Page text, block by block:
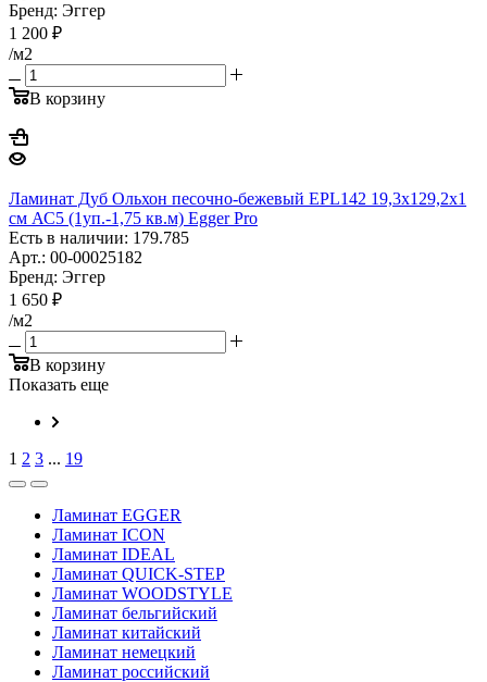
Бренд: Эггер
1 200 ₽
/м2
В корзину
Ламинат Дуб Ольхон песочно-бежевый EPL142 19,3х129,2х1
см АС5 (1уп.-1,75 кв.м) Egger Pro
Есть в наличии: 179.785
Арт.: 00-00025182
Бренд: Эггер
1 650 ₽
/м2
В корзину
Показать еще
1 2 3 ... 19
Ламинат EGGER
Ламинат ICON
Ламинат IDEAL
Ламинат QUICK-STEP
Ламинат WOODSTYLE
Ламинат бельгийский
Ламинат китайский
Ламинат немецкий
Ламинат российский